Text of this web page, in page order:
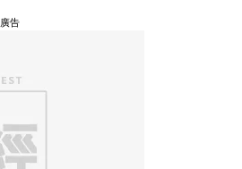
廣告